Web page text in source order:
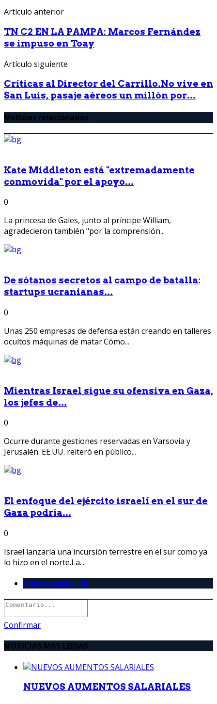
Artículo anterior
TN C2 EN LA PAMPA: Marcos Fernández
se impuso en Toay
Artículo siguiente
Críticas al Director del Carrillo.No vive en
San Luis, pasaje aéreos un millón por...
Noticias relacionadas
Kate Middleton está "extremadamente
conmovida" por el apoyo...
0
La princesa de Gales, junto al príncipe William,
agradecieron también "por la comprensión...
De sótanos secretos al campo de batalla:
startups ucranianas...
0
Unas 250 empresas de defensa están creando en talleres
ocultos máquinas de matar.Cómo...
Mientras Israel sigue su ofensiva en Gaza,
los jefes de...
0
Ocurre durante gestiones reservadas en Varsovia y
Jerusalén. EE.UU. reiteró en público...
El enfoque del ejército israelí en el sur de
Gaza podría...
0
Israel lanzaría una incursión terrestre en el sur como ya
lo hizo en el norte.La...
Comentarios (0)
Confirmar
NOTICIAS MAS LEÍDAS
NUEVOS AUMENTOS SALARIALES